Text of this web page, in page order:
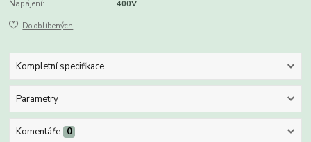
Napájení:
400V
Do oblíbených
Kompletní specifikace
Parametry
Komentáře 0